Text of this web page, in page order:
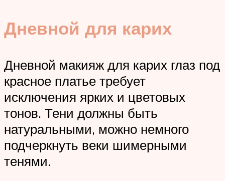
Дневной для карих
Дневной макияж для карих глаз под
красное платье требует
исключения ярких и цветовых
тонов. Тени должны быть
натуральными, можно немного
подчеркнуть веки шимерными
тенями.